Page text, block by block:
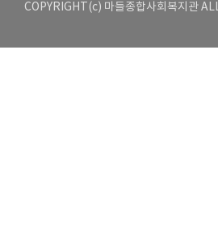
COPYRIGHT(c) 마들종합사회복지관